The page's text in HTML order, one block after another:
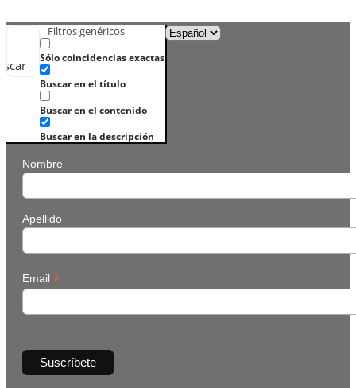
Filtros genéricos
Sólo coincidencias exactas
Buscar en el título
Buscar en el contenido
Buscar en la descripción
Nombre
Apellido
Email *